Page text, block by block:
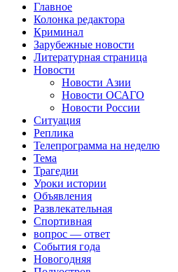
Главное
Колонка редактора
Криминал
Зарубежные новости
Литературная страница
Новости
Новости Азии
Новости ОСАГО
Новости России
Ситуация
Реплика
Телепрограмма на неделю
Тема
Трагедии
Уроки истории
Объявления
Развлекательная
Спортивная
вопрос — ответ
События года
Новогодняя